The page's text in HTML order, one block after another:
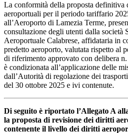
La conformità della proposta definitiva
aeroportuali per il periodo tariffario
all’Aeroporto di Lamezia Terme,
consultazione degli utenti dalla
Aeroportuale Calabrese, affidataria in
predetto aeroporto, valutata rispetto al
di riferimento approvato con delibera
è condizionata all’applicazione delle
dall’Autorità di regolazione dei
del 30 ottobre 2025 e ivi contenute.
Di seguito è riportato l’Allegato A
la proposta di revisione dei diritti
contenente il livello dei diritti